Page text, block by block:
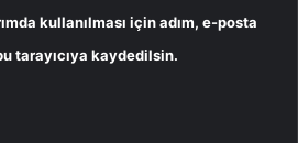
kullanılması için adım, e-posta
tarayıcıya kaydedilsin.